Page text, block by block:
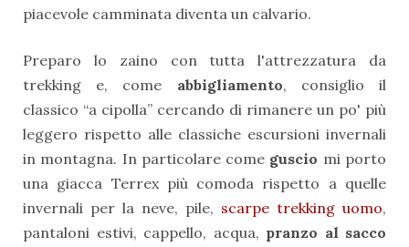
piacevole camminata diventa un calvario.
Preparo lo zaino con tutta l'attrezzatura da
trekking e, come abbigliamento, consiglio il
classico “a cipolla” cercando di rimanere un po' più
leggero rispetto alle classiche escursioni invernali
in montagna. In particolare come guscio mi porto
una giacca Terrex più comoda rispetto a quelle
invernali per la neve, pile, scarpe trekking uomo,
pantaloni estivi, cappello, acqua, pranzo al sacco